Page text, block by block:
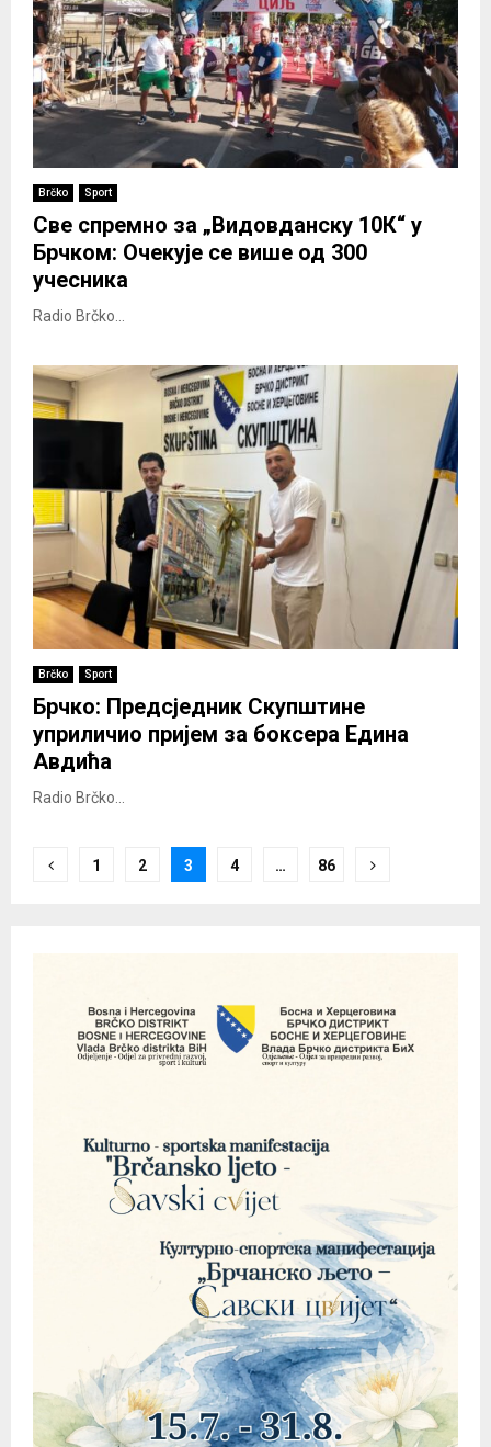
Brčko Sport
Све спремно за „Видовданску 10К“ у
Брчком: Очекује се више од 300
учесника
Radio Brčko...
Brčko Sport
Брчко: Предсједник Скупштине
уприличио пријем за боксера Едина
Авдића
Radio Brčko...
Posts
1 2 3 4 … 86